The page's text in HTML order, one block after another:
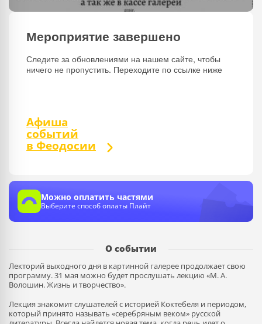
Мероприятие завершено
Следите за обновлениями на нашем сайте, чтобы
ничего не пропустить. Переходите по ссылке ниже
Афиша
событий
в Феодосии
Можно оплатить частями
Выберите способ оплаты Плайт
О событии
Лекторий выходного дня в картинной галерее продолжает свою
программу. 31 мая можно будет прослушать лекцию «М. А.
Волошин. Жизнь и творчество».
Лекция знакомит слушателей с историей Коктебеля и периодом,
который принято называть «серебряным веком» русской